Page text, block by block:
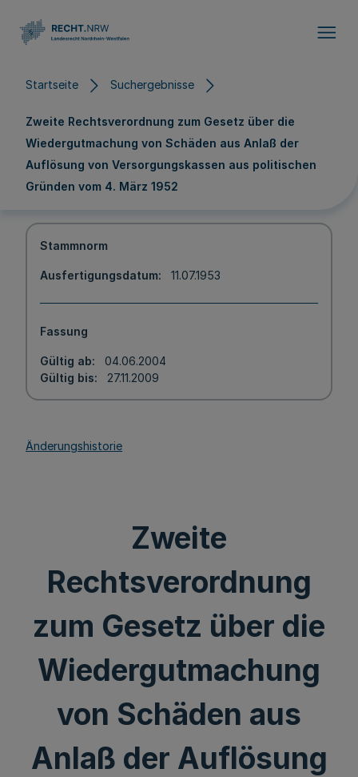
Startseite Suchergebnisse
Zweite Rechtsverordnung zum Gesetz über die
Wiedergutmachung von Schäden aus Anlaß der
Auflösung von Versorgungskassen aus politischen
Gründen vom 4. März 1952
Stammnorm
Ausfertigungsdatum 11.07.1953
Fassung
Gültig ab
04.06.2004
Gültig bis
27.11.2009
Änderungshistorie
Zweite
Rechtsverordnung
zum Gesetz über die
Wiedergutmachung
von Schäden aus
Anlaß der Auflösung